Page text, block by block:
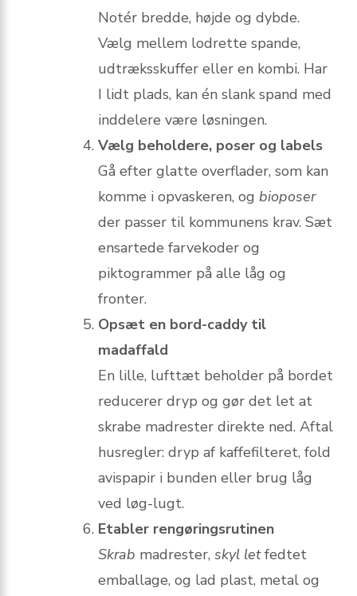
Notér bredde, højde og dybde.
Vælg mellem lodrette spande,
udtræksskuffer eller en kombi. Har
I lidt plads, kan én slank spand med
inddelere være løsningen.
Vælg beholdere, poser og labels
Gå efter glatte overflader, som kan
komme i opvaskeren, og bioposer
der passer til kommunens krav. Sæt
ensartede farvekoder og
piktogrammer på alle låg og
fronter.
Opsæt en bord-caddy til
madaffald
En lille, lufttæt beholder på bordet
reducerer dryp og gør det let at
skrabe madrester direkte ned. Aftal
husregler: dryp af kaffe­filteret, fold
avispapir i bunden eller brug låg
ved løg-lugt.
Etabler rengøringsrutinen
Skrab madrester, skyl letfedtet
emballage, og lad plast, metal og